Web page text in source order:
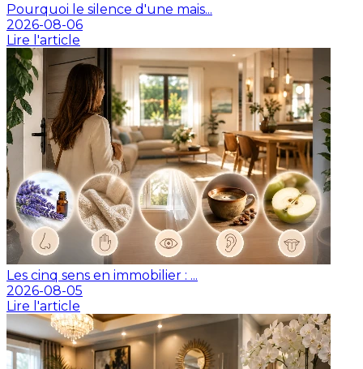
Pourquoi le silence d'une mais...
2026-08-06
Lire l'article
Les cinq sens en immobilier : ...
2026-08-05
Lire l'article